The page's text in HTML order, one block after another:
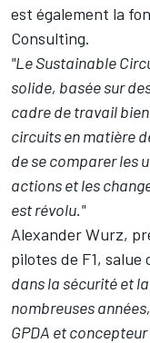
est également la
Consulting.
"Le Sustainable
solide, basée sur
cadre de travail
circuits en matière
de se comparer les
actions et les
est révolu."
Alexander Wurz,
pilotes de F1,
dans la sécurité et
nombreuses
GPDA et